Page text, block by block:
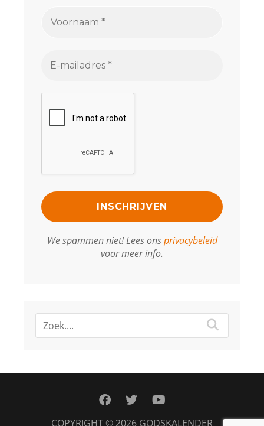
We spammen niet! Lees onsprivacybeleid
voor meer info.
facebook
twitteryoutube
COPYRIGHT © 2026 GODSKALENDER